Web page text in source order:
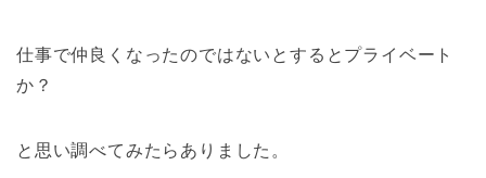
仕事で仲良くなったのではないとするとプライベート
か？
と思い調べてみたらありました。